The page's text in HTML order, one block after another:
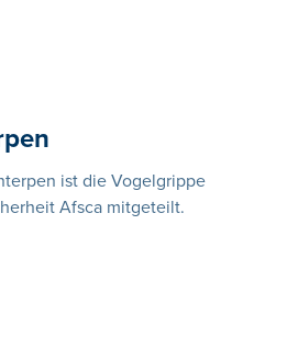
ist die Vogelgrippe
Afsca mitgeteilt.